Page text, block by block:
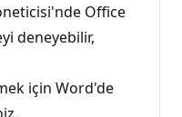
Office
deneyebilir,
için Word'de